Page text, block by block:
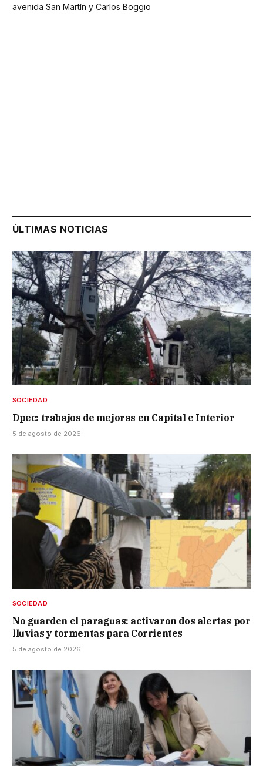
avenida San Martín y Carlos Boggio
ÚLTIMAS NOTICIAS
SOCIEDAD
Dpec: trabajos de mejoras en Capital e Interior
5 de agosto de 2026
SOCIEDAD
No guarden el paraguas: activaron dos alertas por
lluvias y tormentas para Corrientes
5 de agosto de 2026